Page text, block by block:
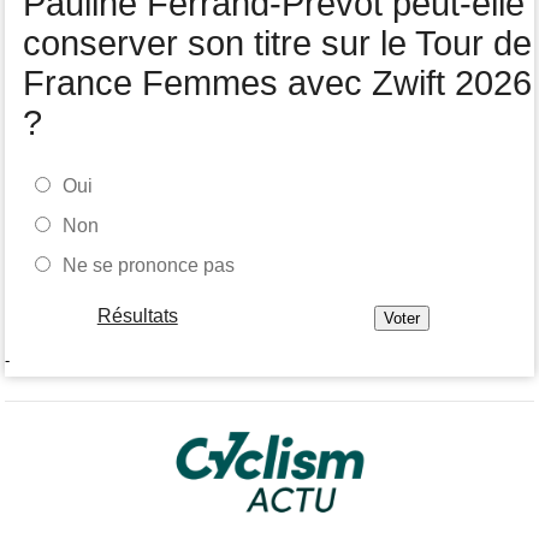
général
conserver son titre sur le Tour de
France Femmes avec Zwift 2026
?
Oui
Non
Ne se prononce pas
Résultats
-